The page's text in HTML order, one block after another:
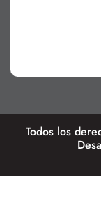
Todos los